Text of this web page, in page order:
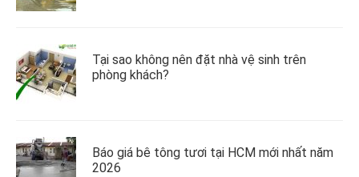
Tại sao không nên đặt nhà vệ sinh trên
phòng khách?
Báo giá bê tông tươi tại HCM mới nhất năm
2026